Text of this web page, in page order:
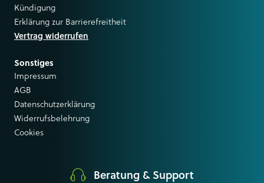
Kündigung
Erklärung zur Barrierefreitheit
Vertrag widerrufen
Sonstiges
Impressum
AGB
Datenschutzerklärung
Widerrufsbelehrung
Cookies
Beratung & Support